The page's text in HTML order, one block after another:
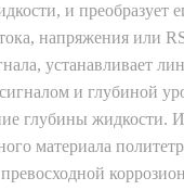
и преобразует
напряжения или
устанавливает
и глубиной
глубины жидкости.
материала